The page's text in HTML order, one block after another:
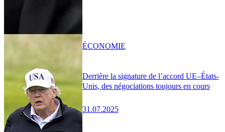
Derrière la signature de l’accord UE–États-
Unis, des négociations toujours en cours
31.07.2025
ÉCONOMIE